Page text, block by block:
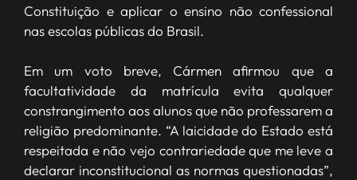
Constituição e aplicar o ensino não confessional
nas escolas públicas do Brasil.
Em um voto breve, Cármen afirmou que a
facultatividade da matrícula evita qualquer
constrangimento aos alunos que não professarem a
religião predominante. “A laicidade do Estado está
respeitada e não vejo contrariedade que me leve a
declarar inconstitucional as normas questionadas”,